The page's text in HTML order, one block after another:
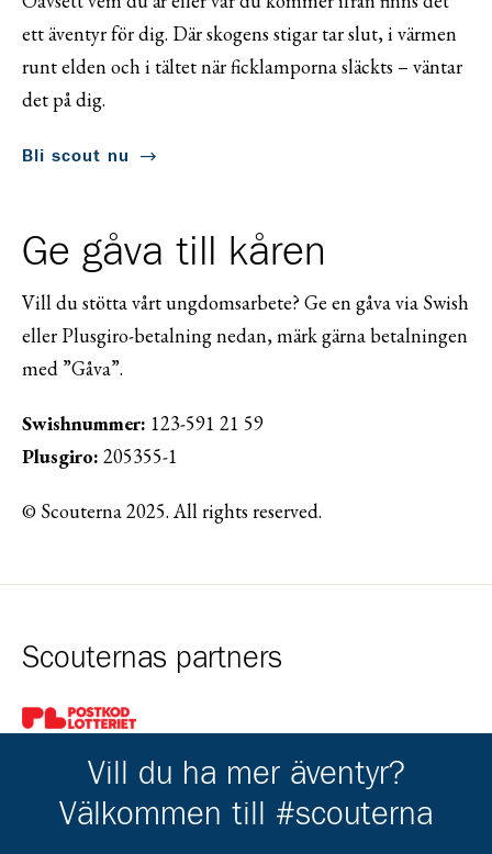
ett äventyr för dig. Där skogens stigar tar slut, i värmen
runt elden och i tältet när ficklamporna släckts – väntar
det på dig.
Bli scout nu
Ge gåva till kåren
Vill du stötta vårt ungdomsarbete? Ge en gåva via Swish
eller Plusgiro-betalning nedan, märk gärna betalningen
med ”Gåva”.
Swishnummer: 123-591 21 59
Plusgiro: 205355-1
© Scouterna 2025. All rights reserved.
Scouternas partners
Gå till pl_50
Vill du ha mer äventyr?
Välkommen till #scouterna